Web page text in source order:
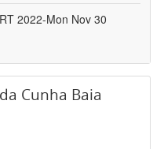
2022-Mon Nov 30
Cunha Baia